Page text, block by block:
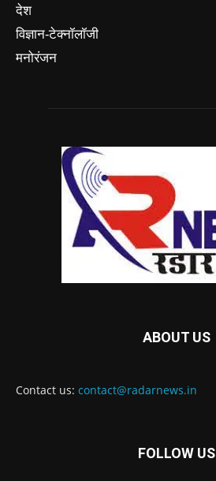
देश
विज्ञान-टेक्नॉलॉजी
मनोरंजन
ABOUT US
Contact us: contact@radarnews.in
FOLLOW US